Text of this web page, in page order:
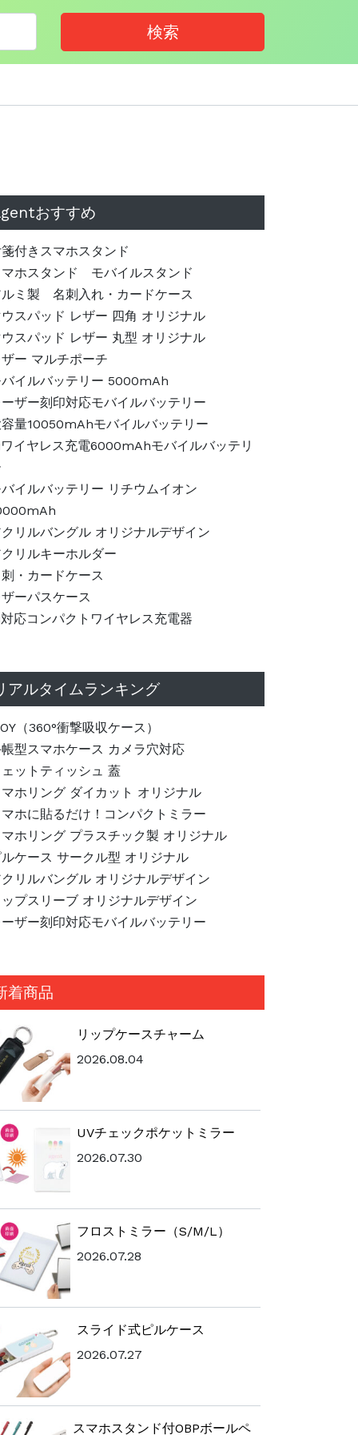
検索
おすすめ
付きスマホスタンド
ホスタンド モバイルスタンド
ミ製 名刺入れ・カードケース
スパッド レザー 四角 オリジナル
スパッド レザー 丸型 オリジナル
ー マルチポーチ
イルバッテリー 5000mAh
ザー刻印対応モバイルバッテリー
量10050mAhモバイルバッテリー
イヤレス充電6000mAhモバイルバッテリ
イルバッテリー リチウムイオン
リルバングル オリジナルデザイン
リルキーホルダー
・カードケース
ーパスケース
応コンパクトワイヤレス充電器
アルタイムランキング
（360°衝撃吸収ケース）
型スマホケース カメラ穴対応
ットティッシュ 蓋
ホリング ダイカット オリジナル
ホに貼るだけ！コンパクトミラー
ホリング プラスチック製 オリジナル
ケース サークル型 オリジナル
リルバングル オリジナルデザイン
プスリーブ オリジナルデザイン
ザー刻印対応モバイルバッテリー
着商品
リップケースチャーム
2026.08.04
UVチェックポケットミラー
2026.07.30
フロストミラー（S/M/L）
2026.07.28
スライド式ピルケース
2026.07.27
スマホスタンド付OBPボールペ